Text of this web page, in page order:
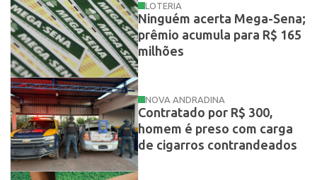
LOTERIA
Ninguém acerta Mega-Sena;
prêmio acumula para R$ 165
milhões
NOVA ANDRADINA
Contratado por R$ 300,
homem é preso com carga
de cigarros contrandeados